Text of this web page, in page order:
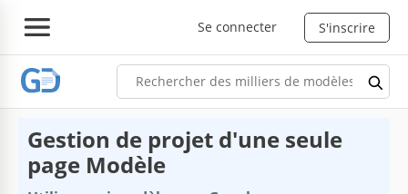
Se connecter S'inscrire
Gestion de projet d'une seule
page Modèle